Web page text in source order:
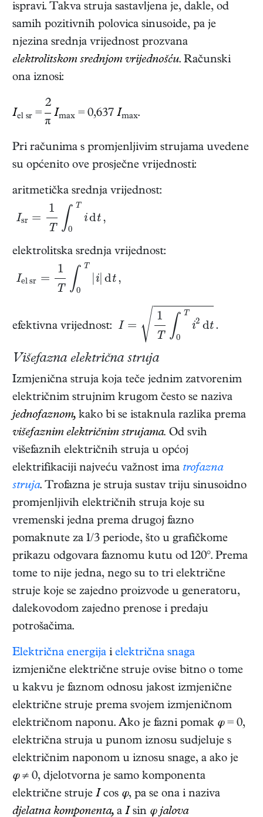
ispravi. Takva struja sastavljena je, dakle, od
samih pozitivnih polovica sinusoide, pa je
njezina srednja vrijednost prozvana
elektrolitskom srednjom vrijednošću. Računski
ona iznosi:
Iel sr =
2
π
Imax = 0,637 Imax.
Pri računima s promjenljivim strujama uvedene
su općenito ove prosječne vrijednosti:
aritmetička srednja vrijednost:
sr ∫0 id
elektrolitska srednja vrijednost:
el 0 |i ,
efektivna vrijednost: = 0Ti dt
Višefazna električna struja
Izmjenična struja koja teče jednim zatvorenim
električnim strujnim krugom često se naziva
jednofaznom, kako bi se istaknula razlika prema
višefaznim električnim strujama. Od svih
višefaznih električnih struja u općoj
elektrifikaciji najveću važnost ima trofazna
struja. Trofazna je struja sustav triju sinusoidno
promjenljivih električnih struja koje su
vremenski jedna prema drugoj fazno
pomaknute za 1/3 periode, što u grafičkome
prikazu odgovara faznomu kutu od 120°. Prema
tome to nije jedna, nego su to tri električne
struje koje se zajedno proizvode u generatoru,
dalekovodom zajedno prenose i predaju
potrošačima.
Električna energija i električna snaga
izmjenične električne struje ovise bitno o tome
u kakvu je faznom odnosu jakost izmjenične
električne struje prema svojem izmjeničnom
električnom naponu. Ako je fazni pomak φ= 0,
električna struja u punom iznosu sudjeluje s
električnim naponom u iznosu snage, a ako je
φ≠ 0, djelotvorna je samo komponenta
električne struje I cos φ, pa se ona i naziva
djelatna komponenta, a I sin φ jalova